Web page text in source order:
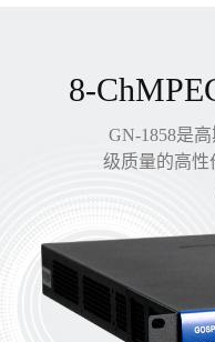
8-
GN-1858是
级质量的高性